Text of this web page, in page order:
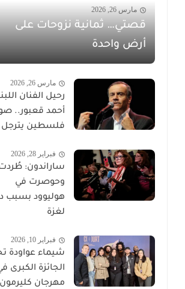
مارس 26, 2026
قصتي… ثمانية نزوحات على
أرض واحدة
مارس 26, 2026
رحيل الفنان
أحمد قعبور..
فلسطين يترجل
فبراير 28, 2026
ساراندون:
وحوصرت في
هوليوود بسبب
لغزة
فبراير 10, 2026
شيماء عواودة
الجائزة الكبرى
مهرجان